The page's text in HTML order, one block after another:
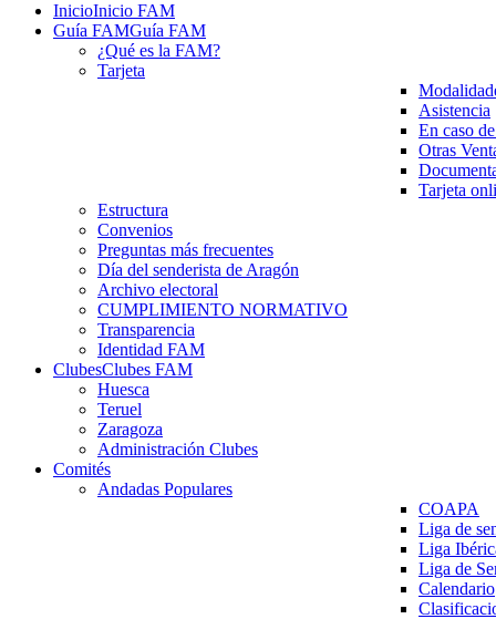
InicioInicio FAM
Guía FAMGuía FAM
¿Qué es la FAM?
Tarjeta
Asistencia
En caso
Otras
Tarjeta
Estructura
Convenios
Preguntas más frecuentes
Día del senderista de Aragón
Archivo electoral
CUMPLIMIENTO NORMATIVO
Transparencia
Identidad FAM
ClubesClubes FAM
Huesca
Teruel
Zaragoza
Administración Clubes
Comités
Andadas Populares
COAPA
Liga de
Liga
Liga de
Calendario